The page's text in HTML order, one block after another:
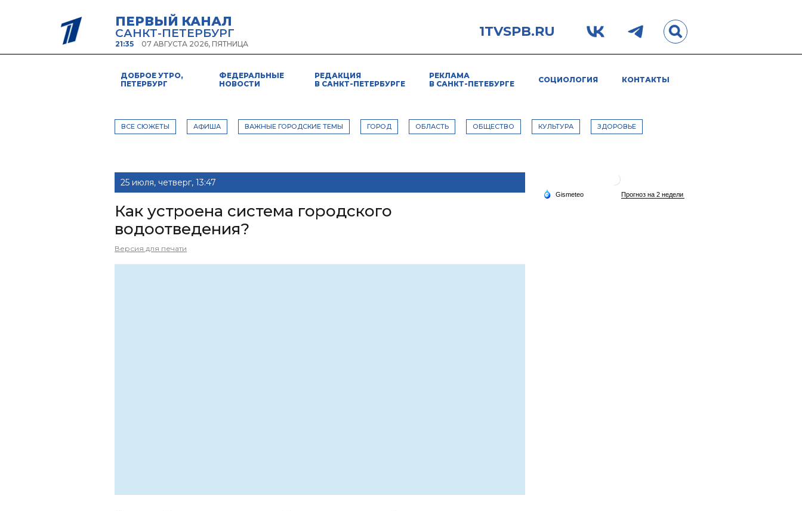
ПЕРВЫЙ КАНАЛ
САНКТ-ПЕТЕРБУРГ
21:35 07 АВГУСТА 2026, ПЯТНИЦА
1TVSPB.RU
ДОБРОЕ УТРО,
ПЕТЕРБУРГ
ФЕДЕРАЛЬНЫЕ
НОВОСТИ
РЕДАКЦИЯ
В САНКТ-ПЕТЕРБУРГЕ
РЕКЛАМА
В САНКТ-ПЕТЕБУРГЕ
СОЦИОЛОГИЯ КОНТАКТЫ
ВСЕ СЮЖЕТЫ АФИША ВАЖНЫЕ ГОРОДСКИЕ ТЕМЫ ГОРОД ОБЛАСТЬ ОБЩЕСТВО КУЛЬТУРА ЗДОРОВЬЕ
25 июля, четверг, 13:47
Как устроена система городского
водоотведения?
Версия для печати